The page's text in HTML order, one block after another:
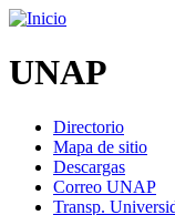
UNAP
Directorio
Mapa de sitio
Descargas
Correo UNAP
Transp.